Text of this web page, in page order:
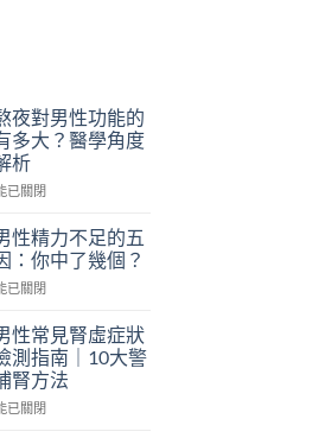
夜對男性功能的
多大？醫學角度
析
已關閉
性精力不足的五
：你中了幾個？
已關閉
性常見腎虛症狀
測指南｜10大警
腎方法
已關閉